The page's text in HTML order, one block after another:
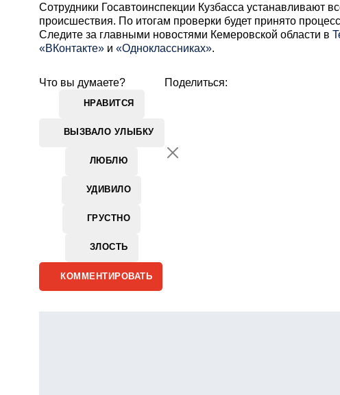
Сотрудники Госавтоинспекции Кузбасса устанавливают
происшествия. По итогам проверки будет принято
Cледите за главными новостями Кемеровской области в
«ВКонтакте» и «Одноклассниках».
Что вы думаете?
НРАВИТСЯ
ВЫЗВАЛО УЛЫБКУ
ЛЮБЛЮ
УДИВИЛО
ГРУСТНО
ЗЛОСТЬ
Поделиться:
КОММЕНТИРОВАТЬ